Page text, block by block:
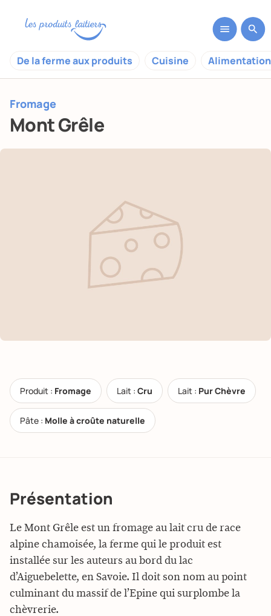
De la ferme aux produits Cuisine
Fromage
Mont Grêle
Produit : Fromage Lait : Cru Lait : Pur Chèvre
Pâte : Molle à croûte naturelle
Présentation
Le Mont Grêle est un fromage au lait cru de race
alpine chamoisée, la ferme qui le produit est
installée sur les auteurs au bord du lac
d’Aiguebelette, en Savoie. Il doit son nom au point
culminant du massif de l’Epine qui surplombe la
chèvrerie.